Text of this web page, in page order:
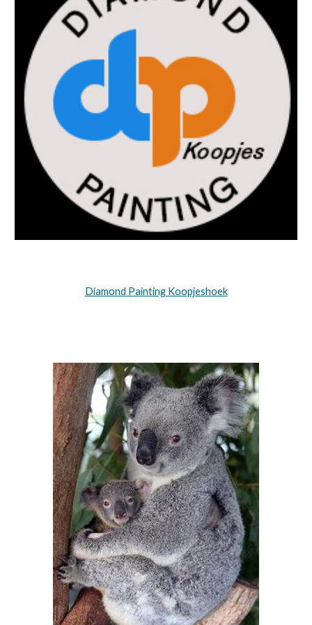
Diamond Painting Koopjeshoek